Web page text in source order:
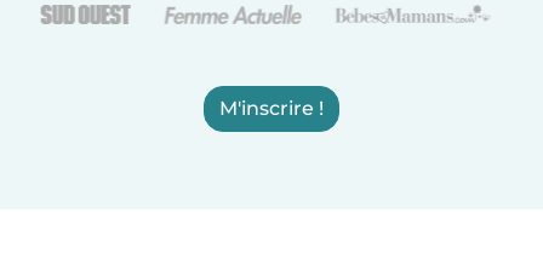
M'inscrire !